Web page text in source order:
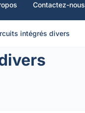
Contactez-nous
intégrés divers